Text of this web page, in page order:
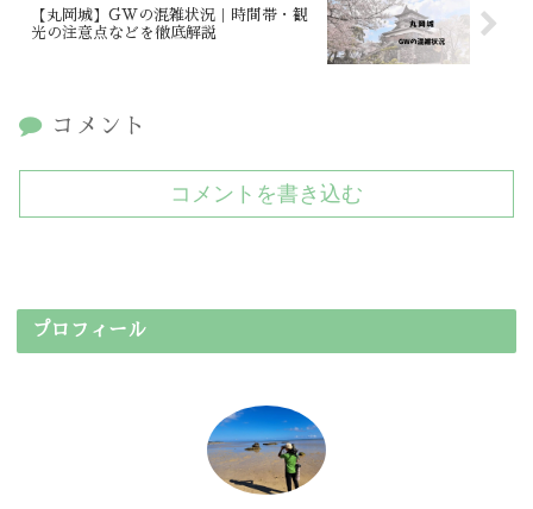
【丸岡城】GWの混雑状況｜時間帯・観
光の注意点などを徹底解説
コメント
コメントを書き込む
プロフィール